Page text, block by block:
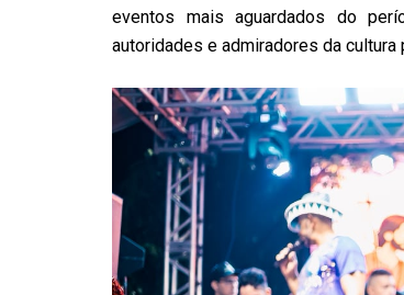
eventos mais aguardados do
autoridades e admiradores da cultura